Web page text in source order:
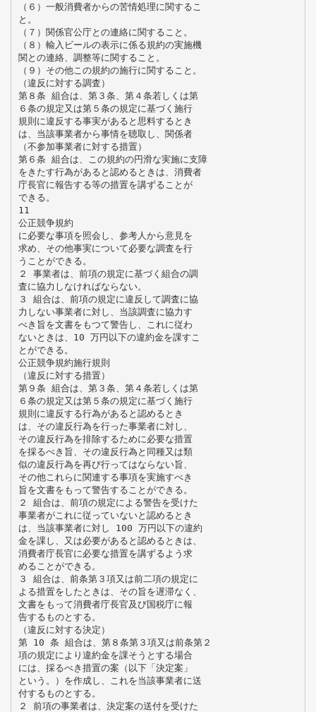
（６）一般消費者からの苦情処理に関するこ
と。
（７）関係官公庁との連絡に関すること。
（８）輸入ビールの表示に係る規約の実施機
関との連絡、調整等に関すること。
（９）その他この規約の施行に関すること。
（違反に対する調査）
第８条 組合は、第３条、第４条若しくは第
６条の規定又は第５条の規定に基づく施行
規則に違反する事実があると思料するとき
は、当該事業者から事情を聴取し、関係者
（不参加事業者に対する措置）
第６条 組合は、この規約の円滑な実施に支障
をきたす行為があると認めるときは、消費者
庁長官に報告する等の措置を講ずることが
できる。
11
公正競争規約
に必要な事項を照会し、参考人から意見を
求め、その他事実について必要な調査を行
うことができる。
２ 事業者は、前項の規定に基づく組合の調
査に協力しなければならない。
３ 組合は、前項の規定に違反して調査に協
力しない事業者に対し、当該調査に協力す
べき旨を文書をもつて警告し、これに従わ
ないときは、10 万円以下の違約金を課すこ
とができる。
公正競争規約施行規則
（違反に対する措置）
第９条 組合は、第３条、第４条若しくは第
６条の規定又は第５条の規定に基づく施行
規則に違反する行為があると認めるとき
は、その違反行為を行った事業者に対し、
その違反行為を排除するために必要な措置
を採るべき旨、その違反行為と同種又は類
似の違反行為を再び行ってはならない旨、
その他これらに関連する事項を実施すべき
旨を文書をもって警告することができる。
２ 組合は、前項の規定による警告を受けた
事業者がこれに従っていないと認めるとき
は、当該事業者に対し 100 万円以下の違約
金を課し、又は必要があると認めるときは、
消費者庁長官に必要な措置を講ずるよう求
めることができる。
３ 組合は、前条第３項又は前二項の規定に
よる措置をしたときは、その旨を遅滞なく、
文書をもって消費者庁長官及び国税庁に報
告するものとする。
（違反に対する決定）
第 10 条 組合は、第８条第３項又は前条第２
項の規定により違約金を課そうとする場合
には、採るべき措置の案（以下「決定案」
という。）を作成し、これを当該事業者に送
付するものとする。
２ 前項の事業者は、決定案の送付を受けた